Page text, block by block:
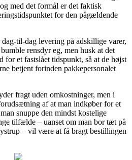
med det formål er det faktisk
for den pågældende
til-dag levering på adskillige varer,
rensdyr eg, men husk at det
et fastslået tidspunkt, så at de højst
betjent forinden pakkepersonalet
fragt uden omkostninger, men i
af at man indkøber for et
snuppe den mindst kostelige
tilfælde – uanset om man bor tæt på
– vil være at få bragt bestillingen